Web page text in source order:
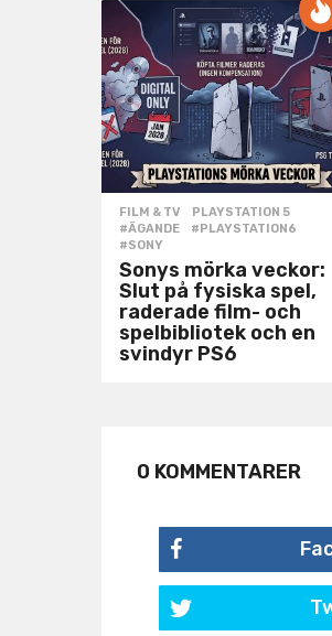
FILM & TV ,PLAYSTATION 5
#ÄGANDE
,#PLAYSTATION6
#SONY
Sonys mörka veckor:
Slut på fysiska spel,
raderade film- och
spelbibliotek och en
svindyr PS6
0 KOMMENTARER